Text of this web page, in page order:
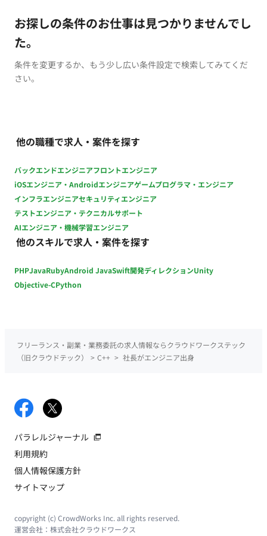
お探しの条件のお仕事は見つかりませんでし
た。
条件を変更するか、もう少し広い条件設定で検索してみてくだ
さい。
他の職種で求人・案件を探す
バックエンドエンジニアフロントエンジニア
iOSエンジニア・Androidエンジニアゲームプログラマ・エンジニア
インフラエンジニアセキュリティエンジニア
テストエンジニア・テクニカルサポート
AIエンジニア・機械学習エンジニア
他のスキルで求人・案件を探す
PHPJavaRubyAndroid JavaSwift開発ディレクションUnity
Objective-CPython
フリーランス・副業・業務委託の求人情報ならクラウドワークステック
（旧クラウドテック）
> C++ > 社長がエンジニア出身
パラレルジャーナル
利用規約
個人情報保護方針
サイトマップ
copyright (c) CrowdWorks Inc. all rights reserved.
運営会社： 株式会社クラウドワークス